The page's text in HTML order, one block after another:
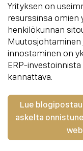
Yrityksen on
resurssinsa omien
henkilökunnan
innostaminen on
ERP-
kannattava.
Lue
askelta